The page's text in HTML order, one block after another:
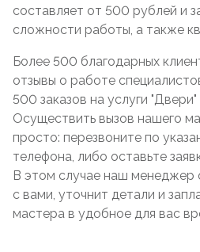
составляет от 500 рублей и
сложности работы, а также
Более 500 благодарных
отзывы о работе
500 заказов на услуги
Осуществить вызов нашего
просто: перезвоните по
телефона, либо оставьте
В этом случае наш менеджер
с вами, уточнит детали и
мастера в удобное для вас